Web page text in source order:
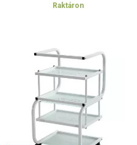
Raktáron